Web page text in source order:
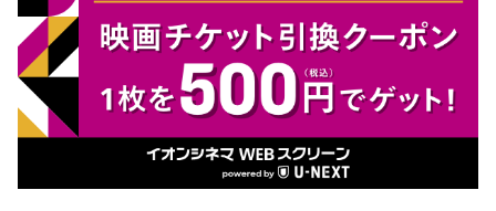
チケット購入
チケットの購入は下記リンクより、ご覧になりたい作品を選
択しご購入ください。
上映スケジュールを確認する
座間
都道府県から選ぶ